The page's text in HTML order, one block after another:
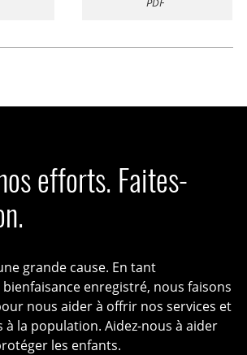
efforts. Faites-
grande cause. En tant
bienfaisance enregistré, nous faisons
nous aider à offrir nos services et
la population. Aidez-nous à aider
les enfants.